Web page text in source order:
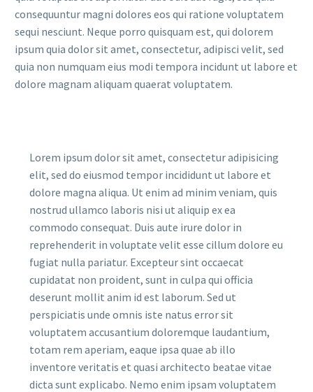
consequuntur magni dolores eos qui ratione voluptatem
sequi nesciunt. Neque porro quisquam est, qui dolorem
ipsum quia dolor sit amet, consectetur, adipisci velit, sed
quia non numquam eius modi tempora incidunt ut labore et
dolore magnam aliquam quaerat voluptatem.
Lorem ipsum dolor sit amet, consectetur adipisicing
elit, sed do eiusmod tempor incididunt ut labore et
dolore magna aliqua. Ut enim ad minim veniam, quis
nostrud ullamco laboris nisi ut aliquip ex ea
commodo consequat. Duis aute irure dolor in
reprehenderit in voluptate velit esse cillum dolore eu
fugiat nulla pariatur. Excepteur sint occaecat
cupidatat non proident, sunt in culpa qui officia
deserunt mollit anim id est laborum. Sed ut
perspiciatis unde omnis iste natus error sit
voluptatem accusantium doloremque laudantium,
totam rem aperiam, eaque ipsa quae ab illo
inventore veritatis et quasi architecto beatae vitae
dicta sunt explicabo. Nemo enim ipsam voluptatem